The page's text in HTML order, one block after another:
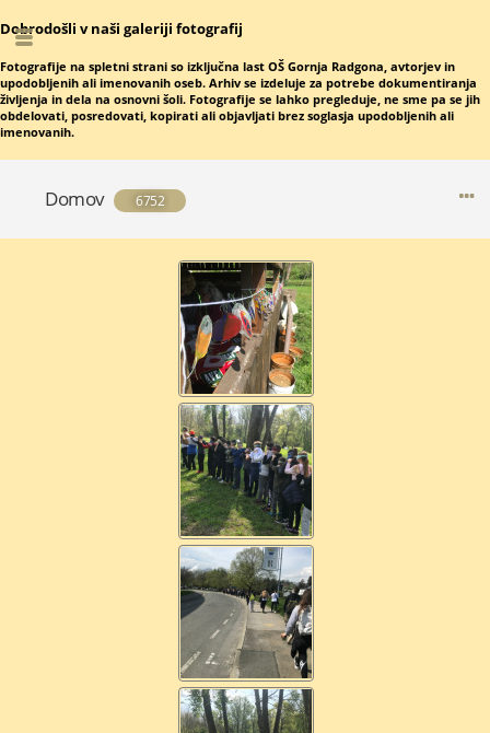
Dobrodošli v naši galeriji fotografij
Fotografije na spletni strani so izključna last OŠ Gornja Radgona, avtorjev in
upodobljenih ali imenovanih oseb. Arhiv se izdeluje za potrebe dokumentiranja
življenja in dela na osnovni šoli. Fotografije se lahko pregleduje, ne sme pa se jih
obdelovati, posredovati, kopirati ali objavljati brez soglasja upodobljenih ali
imenovanih.
Domov 6752